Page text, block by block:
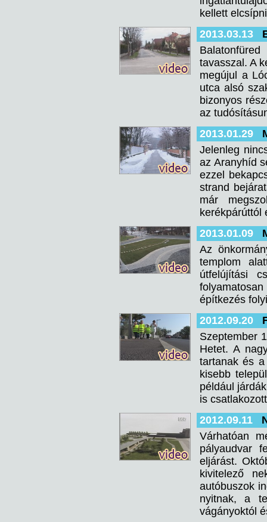
kellett
2013.03.13
tavasszal. A
megújul a
utca alsó
bizonyos
az
2013.01.29
Jelenleg
az Aranyhíd
ezzel
strand
már
kerékpárúttól
2013.01.09
Az
templom
útfelújítási
építkezés
2012.09.20
Szeptember
Hetet. A
tartanak és a
kisebb
például
is
2012.09.11
Várhatóan
pályaudvar
eljárást.
kivitelező
autóbuszok
nyitnak, a
vágányoktól